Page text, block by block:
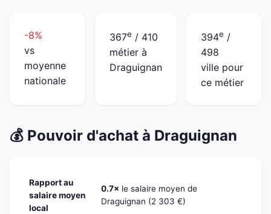
-8%
vs
moyenne
nationale
367e / 410
métier à
Draguignan
394e /
498
ville pour
ce métier
💰 Pouvoir d'achat à Draguignan
Rapport au
salaire moyen
local
0.7× le salaire moyen de
Draguignan (2 303 €)